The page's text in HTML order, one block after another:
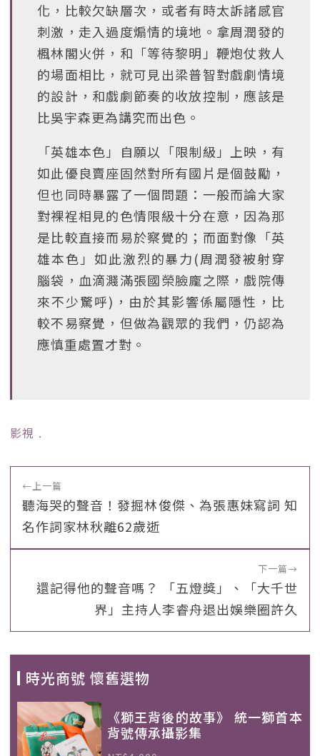
化，比較欠缺層次，或者有時太訴諸感官
刺激，走入過度煽情的境地。拿周潤發的
楓林閣火併，和「等待黎明」鞭炮仗救人
的場面相比，就可見出梁普智對戲劇情境
的設計，和戲劇節奏的收放控制，應該是
比吳宇森更為講究而出色。
「英雄本色」自願以「限制級」上映，有
如此優良賣座固然對所有國片是個鼓勵，
但也同時暴露了一個問題：一般而論大家
對裸裎相見的色情限級十分在意，因為那
是比較直接而易於察覺的；而面對像「英
雄本色」如此激烈的暴力(周潤發被射穿
腦袋，血滴濺滿張國榮臉龐之際，戲院傳
來不少驚呼)，由於其影響係屬隱性，比
較不易察覺，但做為觀眾的我們，仍認為
應慎重處置才對。
影視 ﹒
←上一篇
聽海哭的聲音！發掘林俊傑、為張惠妹寫詞 知
名作詞家林秋離62歲逝
下一篇→
還記得他的聲音嗎？ 「五燈獎」、「大千世
界」主持人李睿舟退出娛樂圈許久
時光商號 懷舊選物
《獅王背後的故事》 統一獅首本
背號傳承攝影集